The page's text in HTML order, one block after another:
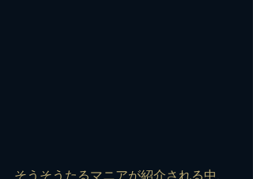
そうそうたるマニアが紹介される中、